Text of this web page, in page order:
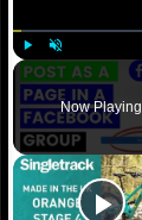
P
l
a
y
U
n
m
u
t
e
Now Playing